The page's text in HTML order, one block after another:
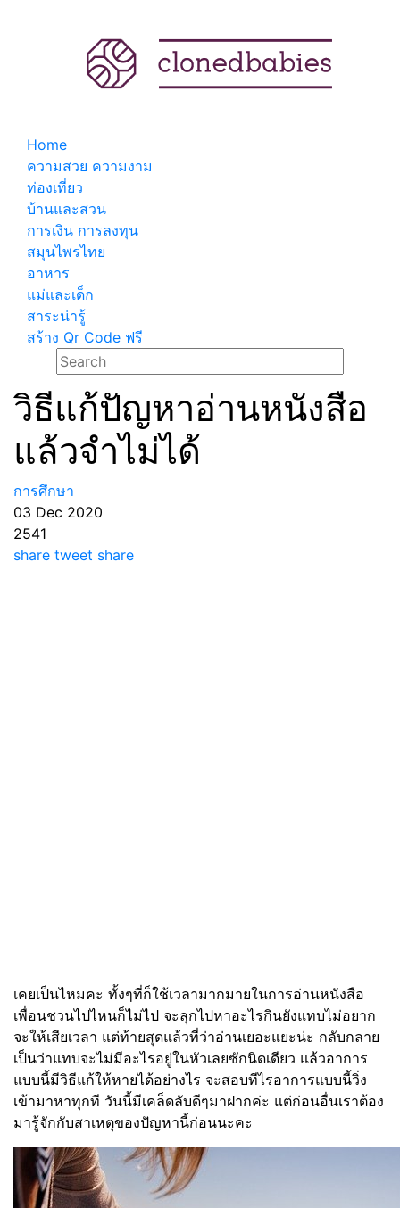
Home
ความสวย ความงาม
ท่องเที่ยว
บ้านและสวน
การเงิน การลงทุน
สมุนไพรไทย
อาหาร
แม่และเด็ก
สาระน่ารู้
สร้าง Qr Code ฟรี
วิธีแก้ปัญหาอ่านหนังสือ
แล้วจำไม่ได้
การศึกษา
03 Dec 2020
2541
share tweet share
เคยเป็นไหมคะ ทั้งๆที่ก็ใช้เวลามากมายในการอ่านหนังสือ
เพื่อนชวนไปไหนก็ไม่ไป จะลุกไปหาอะไรกินยังแทบไม่อยาก
จะให้เสียเวลา แต่ท้ายสุดแล้วที่ว่าอ่านเยอะแยะน่ะ กลับกลาย
เป็นว่าแทบจะไม่มีอะไรอยู่ในหัวเลยซักนิดเดียว แล้วอาการ
แบบนี้มีวิธีแก้ให้หายได้อย่างไร จะสอบทีไรอาการแบบนี้วิ่ง
เข้ามาหาทุกที วันนี้มีเคล็ดลับดีๆมาฝากค่ะ แต่ก่อนอื่นเราต้อง
มารู้จักกับสาเหตุของปัญหานี้ก่อนนะคะ